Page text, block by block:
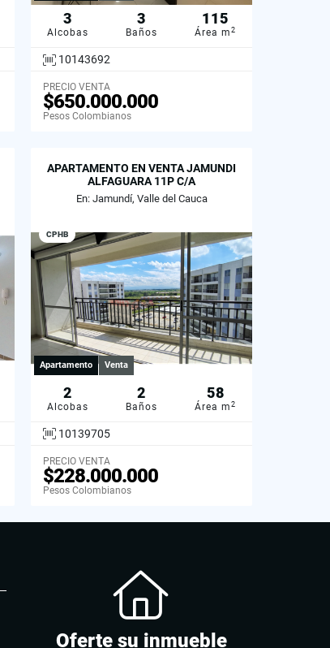
3
Alcobas
3
Baños
115
Área m 2
10143692
PRECIO VENTA
$650.000.000
Pesos Colombianos
APARTAMENTO EN VENTA JAMUNDI
ALFAGUARA 11P C/A
En: Jamundí, Valle del Cauca
CPHB
Apartamento Venta
2
Alcobas
2
Baños
58
Área m 2
10139705
PRECIO VENTA
$228.000.000
Pesos Colombianos
Oferte su inmueble